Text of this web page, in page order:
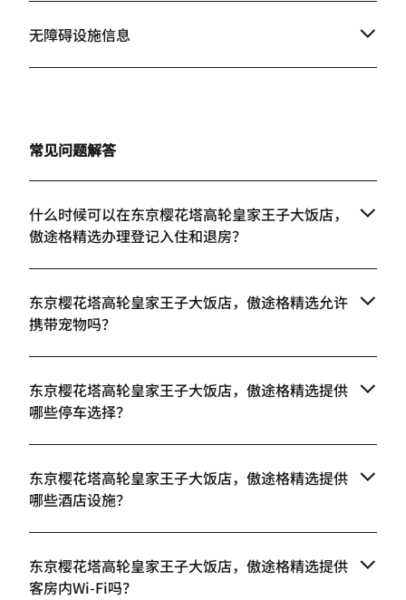
无障碍设施信息
常见问题解答
什么时候可以在东京樱花塔高轮皇家王子大饭店，
傲途格精选办理登记入住和退房？
东京樱花塔高轮皇家王子大饭店，傲途格精选允许
携带宠物吗？
东京樱花塔高轮皇家王子大饭店，傲途格精选提供
哪些停车选择？
东京樱花塔高轮皇家王子大饭店，傲途格精选提供
哪些酒店设施？
东京樱花塔高轮皇家王子大饭店，傲途格精选提供
客房内Wi-Fi吗？